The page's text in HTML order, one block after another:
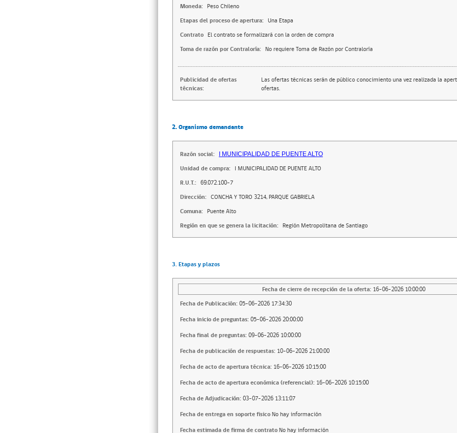
Moneda: Peso Chileno
Etapas del proceso de apertura: Una Etapa
Contrato El contrato se formalizará con la orden de compra
Toma de razón por Contraloría: No requiere Toma de Razón por Contraloría
Publicidad de ofertas
técnicas:
Las ofertas técnicas serán de público conocimiento una vez realizada la
ofertas.
2. Organismo demandante
Razón social: I MUNICIPALIDAD DE PUENTE ALTO
Unidad de compra: I MUNICIPALIDAD DE PUENTE ALTO
R.U.T.: 69.072.100-7
Dirección: CONCHA Y TORO 3214, PARQUE GABRIELA
Comuna: Puente Alto
Región en que se genera la licitación: Región Metropolitana de Santiago
3. Etapas y plazos
Fecha de cierre de recepción de la oferta: 16-06-2026 10:00:00
Fecha de Publicación: 05-06-2026 17:34:30
Fecha inicio de preguntas: 05-06-2026 20:00:00
Fecha final de preguntas: 09-06-2026 10:00:00
Fecha de publicación de respuestas: 10-06-2026 21:00:00
Fecha de acto de apertura técnica: 16-06-2026 10:15:00
Fecha de acto de apertura económica (referencial): 16-06-2026 10:15:00
Fecha de Adjudicación: 03-07-2026 13:11:07
Fecha de entrega en soporte fisicoNo hay información
Fecha estimada de firma de contratoNo hay información